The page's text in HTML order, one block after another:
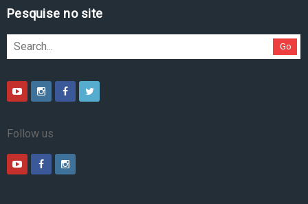
Pesquise no site
Go
Follow us